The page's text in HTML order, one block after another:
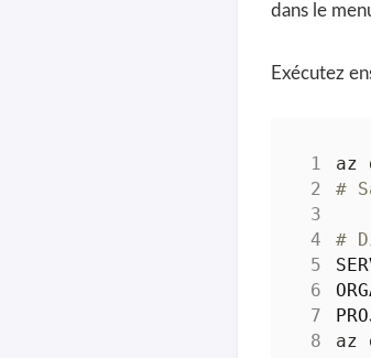
dans le
Exécutez
#
#
az